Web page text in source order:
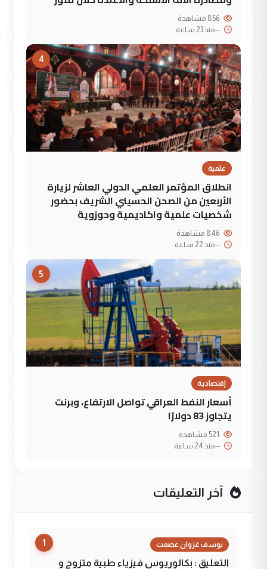
--منذ 23 ساعة
4
علمية
انطلاق المؤتمر العلمي الدولي العاشر لزيارة
الأربعين من الصحن الحسيني الشريف بحضور
شخصيات علمية واكاديمية وحوزوية
--منذ 22 ساعة
5
إقتصادية
أسعار النفط العراقي تواصل الارتفاع، وبرنت
يتجاوز 83 دولارًا
--منذ 24 ساعة
آخر التعليقات
1 يوسف غزوان عصمت
التعليق : بكالوريوس فيزياء طبية متزوج و